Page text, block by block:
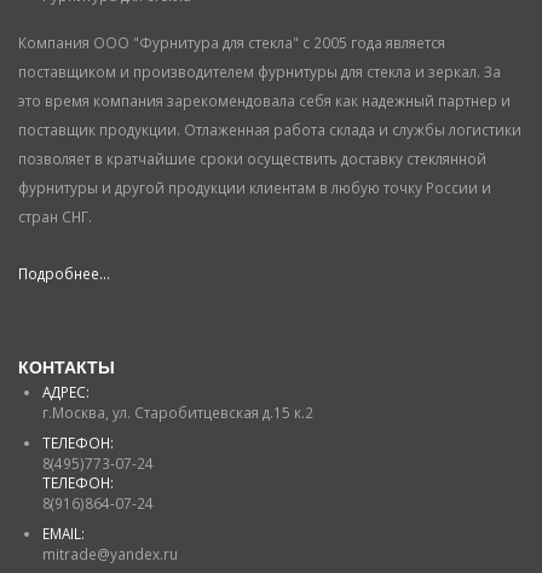
Компания ООО "Фурнитура для стекла" с 2005 года является
поставщиком и производителем фурнитуры для стекла и зеркал. За
это время компания зарекомендовала себя как надежный партнер и
поставщик продукции. Отлаженная работа склада и службы логистики
позволяет в кратчайшие сроки осуществить доставку стеклянной
фурнитуры и другой продукции клиентам в любую точку России и
стран СНГ.
Подробнее...
КОНТАКТЫ
АДРЕС:
г.Москва, ул. Старобитцевская д.15 к.2
ТЕЛЕФОН:
8(495)773-07-24
ТЕЛЕФОН:
8(916)864-07-24
EMAIL:
mitrade@yandex.ru